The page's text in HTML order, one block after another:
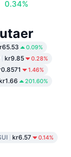
0.34%
0.09%
kr9.85 0.28%
1.46%
201.60%
kr6.57 0.14%